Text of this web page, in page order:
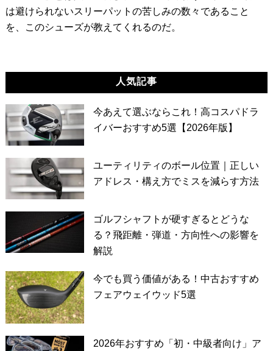
は避けられないスリーパットの苦しみの数々であること
を、このシューズが教えてくれるのだ。
人気記事
今あえて選ぶならこれ！高コスパドラ
イバーおすすめ5選【2026年版】
ユーティリティのボール位置｜正しい
アドレス・構え方でミスを減らす方法
ゴルフシャフトが硬すぎるとどうな
る？飛距離・弾道・方向性への影響を
解説
今でも買う価値がある！中古おすすめ
フェアウェイウッド5選
2026年おすすめ「初・中級者向け」ア